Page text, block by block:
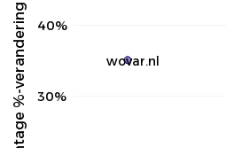
wovar.nl
30%
40%